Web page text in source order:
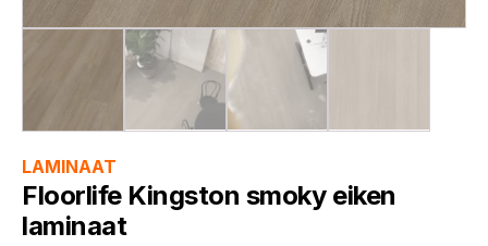
LAMINAAT
Floorlife Kingston smoky eiken
laminaat